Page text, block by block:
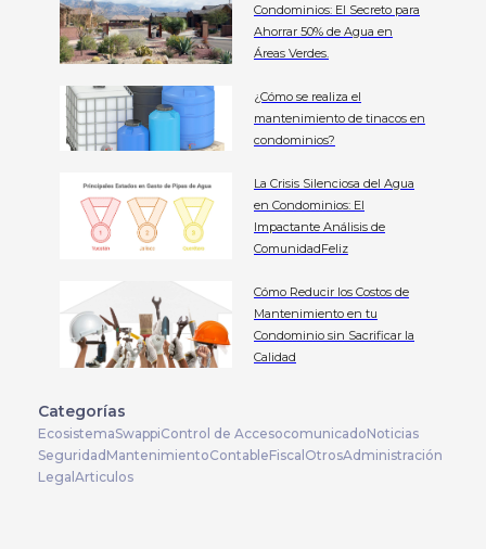
Condominios: El Secreto para
Ahorrar 50% de Agua en
Áreas Verdes.
¿Cómo se realiza el
mantenimiento de tinacos en
condominios?
La Crisis Silenciosa del Agua
en Condominios: El
Impactante Análisis de
ComunidadFeliz
Cómo Reducir los Costos de
Mantenimiento en tu
Condominio sin Sacrificar la
Calidad
Categorías
EcosistemaSwappiControl de AccesocomunicadoNoticias
Seguridad MantenimientoContableFiscal OtrosAdministración
Legal Articulos